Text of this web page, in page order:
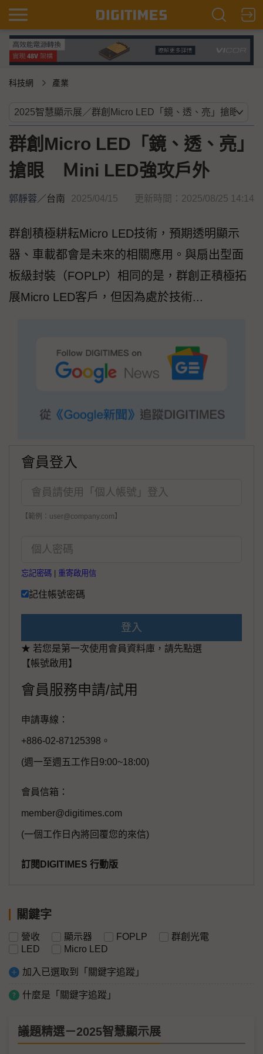
科技網 產業
群創Micro LED「鏡、透、亮」
搶眼 Ｍini LED強攻戶外
郭靜蓉／台南 2025/04/15 更新時間：2025/08/25 14:14
群創積極耕耘Micro LED技術，預期透明顯示
器、車載都會是未來的相關應用。與扇出型面
板級封裝（FOPLP）相同的是，群創正積極拓
展Micro LED客戶，但因為處於技術...
會員登入
【範例：user@company.com】
忘記密碼 重寄啟用信
記住帳號密碼
登入
★ 若您是第一次使用會員資料庫，請先點選
【帳號啟用】
會員服務申請/試用
申請專線：
+886-02-87125398。
(週一至週五工作日9:00~18:00)
會員信箱：
member@digitimes.com
(一個工作日內將回覆您的來信)
訂閱DIGITIMES 行動版
關鍵字
營收 顯示器 FOPLP
群創光電
LED
Micro LED
加入已選取到「關鍵字追蹤」
什麼是「關鍵字追蹤」
議題精選－2025智慧顯示展